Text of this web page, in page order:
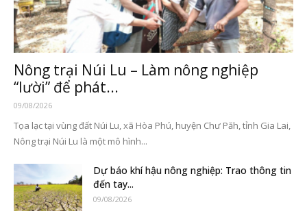
Nông trại Núi Lu – Làm nông nghiệp
“lười” để phát...
09/08/2026
Tọa lạc tại vùng đất Núi Lu, xã Hòa Phú, huyện Chư Păh, tỉnh Gia Lai,
Nông trại Núi Lu là một mô hình...
Dự báo khí hậu nông nghiệp: Trao thông tin
đến tay...
09/08/2026